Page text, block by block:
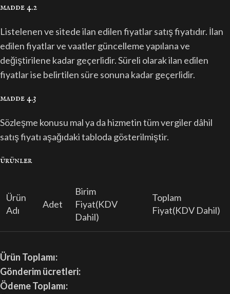
madde 4.2
Listelenen ve sitede ilan edilen fiyatlar satış fiyatıdır. İlan
edilen fiyatlar ve vaatler güncelleme yapılana ve
değiştirilene kadar geçerlidir. Süreli olarak ilan edilen
fiyatlar ise belirtilen süre sonuna kadar geçerlidir.
madde 4.3
Sözleşme konusu mal ya da hizmetin tüm vergiler dâhil
satış fiyatı aşağıdaki tabloda gösterilmiştir.
ürünler
Ürün
Adı
Adet
Birim
Fiyat(KDV
Dahil)
Toplam
Fiyat(KDV Dahil)
Ürün Toplamı:
Gönderim ücretleri:
Ödeme Toplamı: